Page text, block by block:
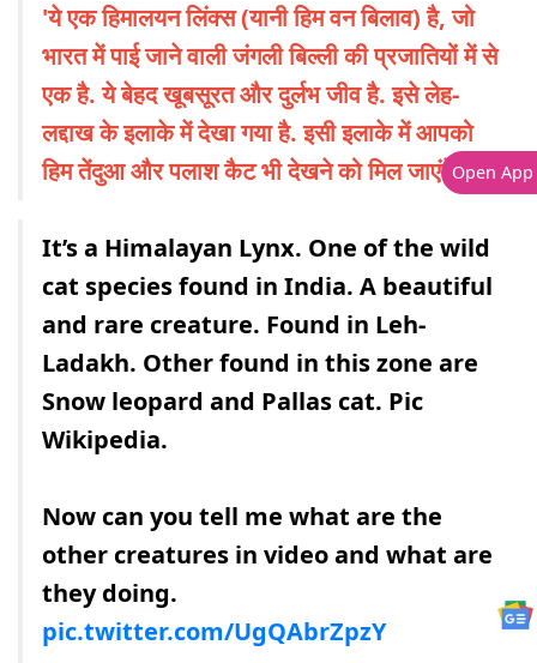
'ये एक हिमालयन लिंक्स (यानी हिम वन बिलाव) है, जो
भारत में पाई जाने वाली जंगली बिल्ली की प्रजातियों में से
एक है. ये बेहद खूबसूरत और दुर्लभ जीव है. इसे लेह-
लद्दाख के इलाके में देखा गया है. इसी इलाके में आपको
हिम तेंदुआ और पलाश कैट भी देखने को मिल जाएंगे.'
It’s a Himalayan Lynx. One of the wild
cat species found in India. A beautiful
and rare creature. Found in Leh-
Ladakh. Other found in this zone are
Snow leopard and Pallas cat. Pic
Wikipedia.
Now can you tell me what are the
other creatures in video and what are
they doing.
pic.twitter.com/UgQAbrZpzY
Open App